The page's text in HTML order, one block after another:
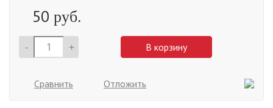
50 руб.
- + В корзину
Сравнить Отложить